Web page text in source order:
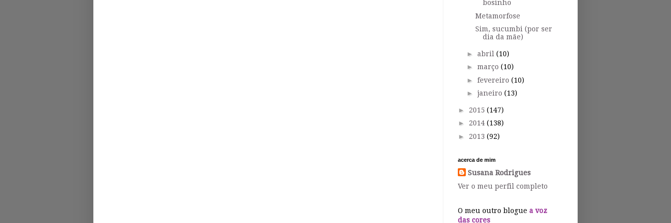
bosinho
Metamorfose
Sim, sucumbi (por ser
dia da mãe)
► abril (10)
► março (10)
► fevereiro (10)
► janeiro (13)
► 2015 (147)
► 2014 (138)
► 2013 (92)
acerca de mim
Susana Rodrigues
Ver o meu perfil completo
O meu outro blogue a voz
das cores